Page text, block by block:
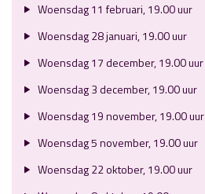
Woensdag 11 februari, 19.00 uur
Woensdag 28 januari, 19.00 uur
Woensdag 17 december, 19.00 uur
Woensdag 3 december, 19.00 uur
Woensdag 19 november, 19.00 uur
Woensdag 5 november, 19.00 uur
Woensdag 22 oktober, 19.00 uur